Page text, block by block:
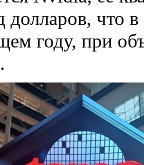
долларов, что
году, при